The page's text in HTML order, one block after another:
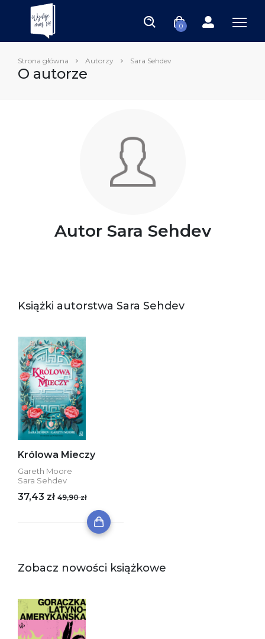
0
Strona główna Autorzy Sara Sehdev
O autorze
Autor Sara Sehdev
Książki autorstwa Sara Sehdev
Królowa Mieczy
Gareth Moore
Sara Sehdev
37,43 zł 49,90 zł
Zobacz nowości książkowe